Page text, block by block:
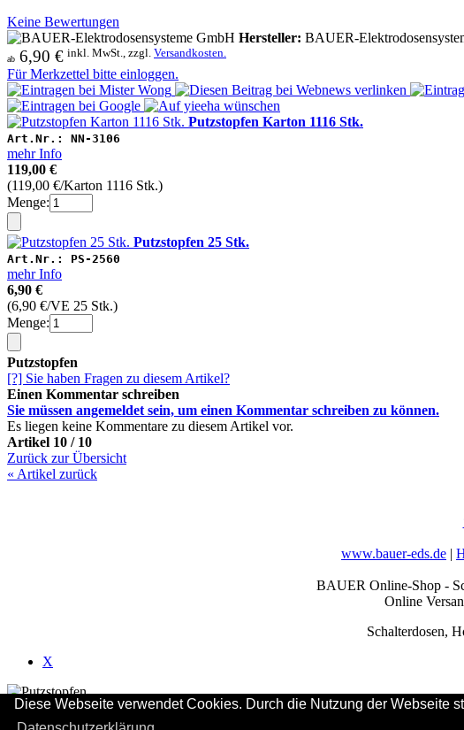
Diese Webseite verwendet Cookies. Durch die Nutzung der Webseite
Keine Bewertungen
Hersteller: BAUER-
ab 6,90 € inkl. MwSt., zzgl. Versandkosten.
Für Merkzettel bitte einloggen.
Putzstopfen Karton 1116 Stk.
Art.Nr.: NN-3106
mehr Info
119,00 €
(119,00 €/Karton 1116 Stk.)
Menge:
Putzstopfen 25 Stk.
Art.Nr.: PS-2560
mehr Info
6,90 €
(6,90 €/VE 25 Stk.)
Menge:
Putzstopfen
[?] Sie haben Fragen zu diesem Artikel?
Einen Kommentar schreiben
Sie müssen angemeldet sein, um einen Kommentar schreiben zu können.
Es liegen keine Kommentare zu diesem Artikel vor.
Artikel 10 / 10
Zurück zur Übersicht
« Artikel zurück
www.bauer-eds.de |
BAUER Online-Shop -
Online
Schalterdosen,
X
Sie haben soeben einen Artikel in den Warenkorb gelegt.